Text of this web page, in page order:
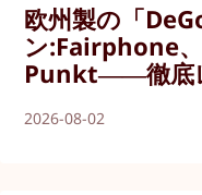
欧州製の「
ン:Fairphone
Punkt――徹底
2026-08-02